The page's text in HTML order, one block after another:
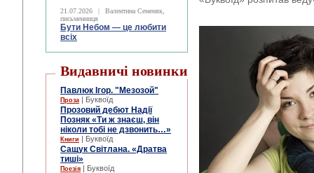
21.07.2026 |
Валентина Семеняк,
письменниця
Бути Небом ― це любити
всіх
Видавничі новинки
Павлюк Ігор. "Мезозой"
Проза | Буквоїд
Прозовий дебют Надії
Позняк «Ти ж знаєш, він
ніколи тобі не дзвонить…»
Книги | Буквоїд
Сащук Світлана. «Дратва
тиші»
Поезія | Буквоїд